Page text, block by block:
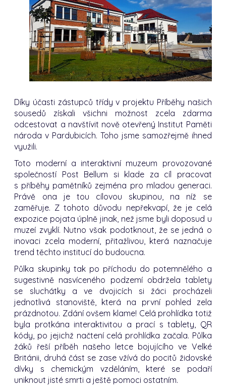
Díky účasti zástupců třídy v projektu Příběhy našich
sousedů získali všichni možnost zcela zdarma
odcestovat a navštívit nově otevřený Institut Paměti
národa v Pardubicích. Toho jsme samozřejmě ihned
využili.
Toto moderní a interaktivní muzeum provozované
společností Post Bellum si klade za cíl pracovat
s příběhy pamětníků zejména pro mladou generaci.
Právě ona je tou cílovou skupinou, na níž se
zaměřuje. Z tohoto důvodu nepřekvapí, že je celá
expozice pojata úplně jinak, než jsme byli doposud u
muzeí zvyklí. Nutno však podotknout, že se jedná o
inovaci zcela moderní, přitažlivou, která naznačuje
trend těchto institucí do budoucna.
Půlka skupinky tak po příchodu do potemnělého a
sugestivně nasvíceného podzemí obdržela tablety
se sluchátky a ve dvojicích si žáci procházeli
jednotlivá stanoviště, která na první pohled zela
prázdnotou. Zdání ovšem klame! Celá prohlídka totiž
byla protkána interaktivitou a prací s tablety, QR
kódy, po jejichž načtení celá prohlídka začala. Půlka
žáků řeší příběh našeho letce bojujícího ve Velké
Británii, druhá část se zase vžívá do pocitů židovské
dívky s chemickým vzděláním, které se podaří
uniknout jisté smrti a ještě pomoci ostatním.